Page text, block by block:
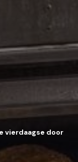
vierdaagse door